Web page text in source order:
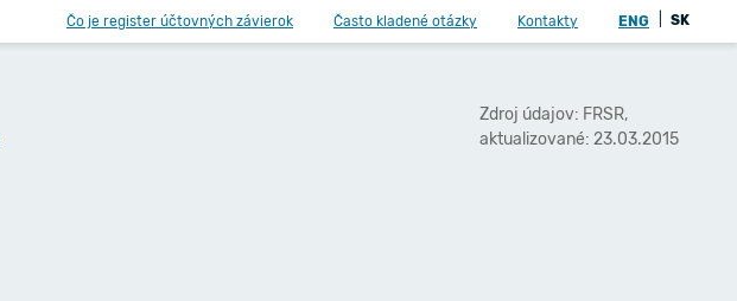
Čo je register účtovných závierok Často kladené otázky Kontakty ENG SK
Zdroj údajov: FRSR,
aktualizované: 23.03.2015